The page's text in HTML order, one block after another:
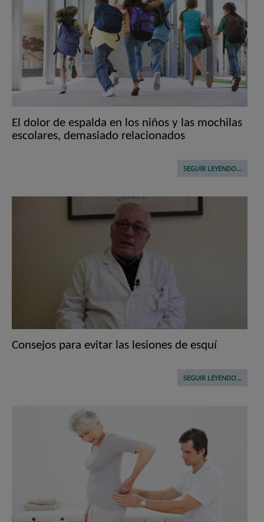
El dolor de espalda en los niños y las mochilas
escolares, demasiado relacionados
SEGUIR LEYENDO...
Consejos para evitar las lesiones de esquí
SEGUIR LEYENDO...